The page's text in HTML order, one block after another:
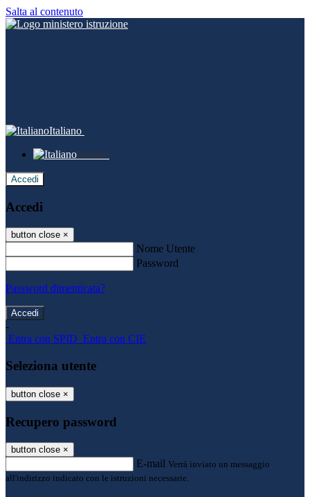
Salta al contenuto
Italiano
Italiano
Accedi
Accedi
button close ×
Nome Utente
Password
Password dimenticata?
-
Entra con SPID Entra con CIE
Seleziona utente
button close ×
Recupero password
button close ×
E-mail Verrà inviato un messaggio
all'indirizzo indicato con le istruzioni necessarie.